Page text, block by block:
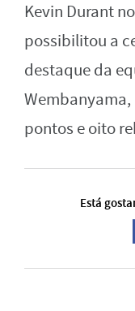
Kevin Durant
possibilitou a
destaque da
pontos e oito
Está